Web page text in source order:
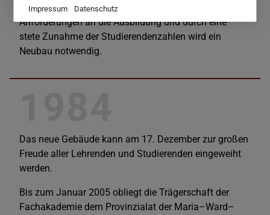
Impressum Datenschutz
Fachakademie Gastfreundschaft. Durch wachsende
Anforderungen an die Ausbildung und durch eine
stete Zunahme der Studierendenzahlen wird ein
Neubau notwendig.
Das neue Gebäude kann am 17. Dezember zur großen
Freude aller Lehrenden und Studierenden eingeweiht
werden.
Bis zum Januar 2005 obliegt die Trägerschaft der
Fachakademie dem Provinzialat der Maria–Ward–